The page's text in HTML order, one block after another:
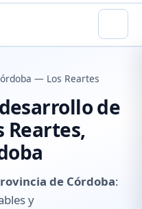
— Los Reartes
de
Reartes,
de Córdoba:
y